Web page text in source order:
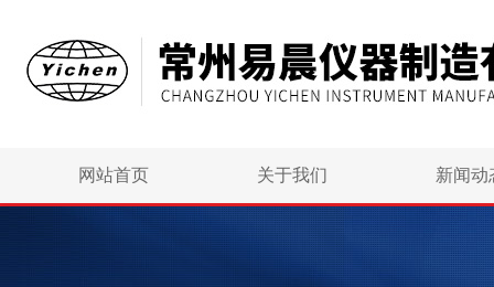
网站首页 关于我们 新闻动